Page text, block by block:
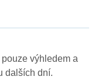
výhledem a
dalších dní.